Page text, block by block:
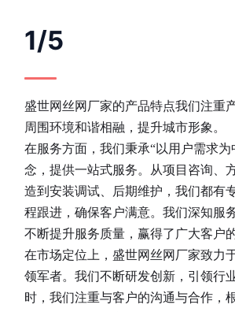
1/5
盛世网丝网厂家的产品特点我们注重
周围环境和谐相融，提升城市形象。
在服务方面，我们秉承“以用户需求为
念，提供一站式服务。从项目咨询、
造到安装调试、后期维护，我们都有
程跟进，确保客户满意。我们深知服
不断提升服务质量，赢得了广大客户
在市场定位上， 盛世网丝网厂家致力
领军者。我们不断研发创新，引领行
时，我们注重与客户的沟通与合作，